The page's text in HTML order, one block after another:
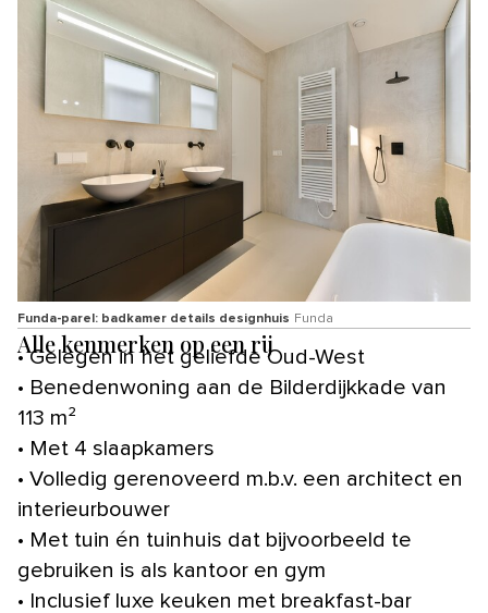
Funda-parel: badkamer details designhuis Funda
Alle kenmerken op een rij
• Gelegen in het geliefde Oud-West
• Benedenwoning aan de Bilderdijkkade van
113 m²
• Met 4 slaapkamers
• Volledig gerenoveerd m.b.v. een architect en
interieurbouwer
• Met tuin én tuinhuis dat bijvoorbeeld te
gebruiken is als kantoor en gym
• Inclusief luxe keuken met breakfast-bar